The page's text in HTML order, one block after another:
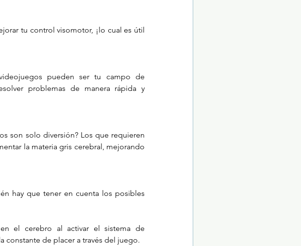
tu control visomotor, ¡lo cual es útil
pueden ser tu campo de
problemas de manera rápida y
son solo diversión? Los que requieren
la materia gris cerebral, mejorando
el cerebro al activar el sistema de
constante de placer a través del juego.